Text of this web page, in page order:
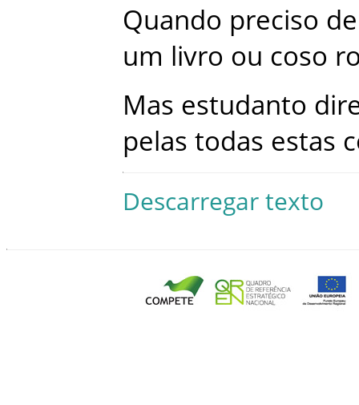
Quando preciso de
um livro ou coso
Mas estudanto
pelas todas estas
Descarregar texto